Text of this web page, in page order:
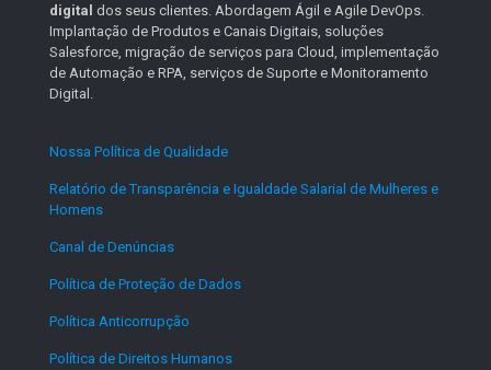
digital dos seus clientes. Abordagem Ágil e Agile DevOps.
Implantação de Produtos e Canais Digitais, soluções
Salesforce, migração de serviços para Cloud, implementação
de Automação e RPA, serviços de Suporte e Monitoramento
Digital.
Nossa Política de Qualidade
Relatório de Transparência e Igualdade Salarial de Mulheres e
Homens
Canal de Denúncias
Política de Proteção de Dados
Política Anticorrupção
Política de Direitos Humanos